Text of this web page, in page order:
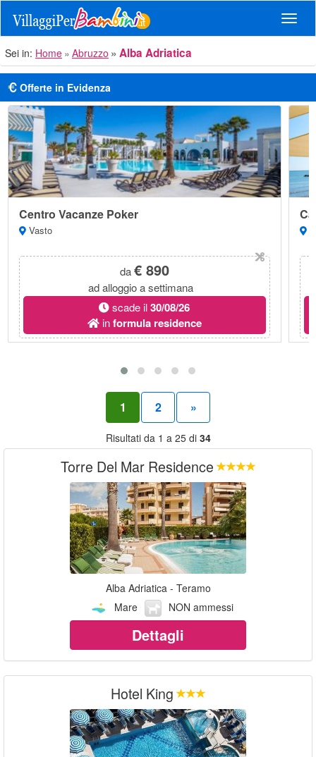
Sei in: Home Abruzzo Alba Adriatica
Offerte in Evidenza
Centro Vacanze Poker
Vasto
da€ 890
ad alloggio a settimana
scade il30/08/26
informula residence
1 2 »
Risultati da 1 a 25 di 34
Torre Del Mar Residence
Alba Adriatica - Teramo
Mare
NON ammessi
Dettagli
Hotel King